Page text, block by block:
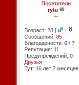
Посетители
rytu
--
Возраст: 28 |
|
Сообщений: 85
Благодарности: 0/ 7
Репутация: 11
Предупреждений: 0
Друзья
Тут: 16 лет 7 месяцев